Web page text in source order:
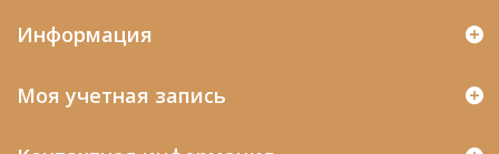
Информация
Моя учетная запись